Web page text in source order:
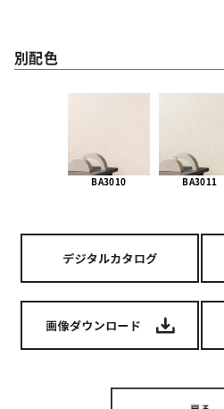
別配色
BA3010 BA3011